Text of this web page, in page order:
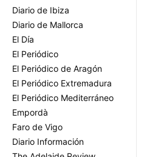
Diario de Ibiza
Diario de Mallorca
El Día
El Periódico
El Periódico de Aragón
El Periódico Extremadura
El Periódico Mediterráneo
Empordà
Faro de Vigo
Diario Información